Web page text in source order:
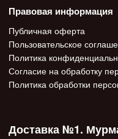
Правовая информация
Публичная оферта
Пользовательское
Политика
Согласие на обработку
Политика обработки
Доставка №1.